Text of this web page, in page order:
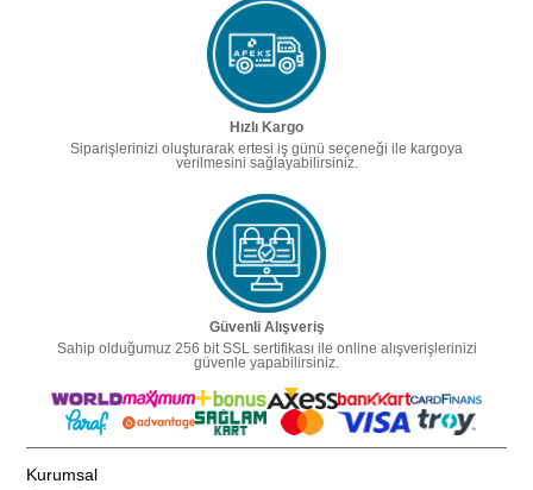
Hızlı Kargo
Siparişlerinizi oluşturarak ertesi iş günü seçeneği ile kargoya
verilmesini sağlayabilirsiniz.
Güvenli Alışveriş
Sahip olduğumuz 256 bit SSL sertifikası ile online alışverişlerinizi
güvenle yapabilirsiniz.
Kurumsal